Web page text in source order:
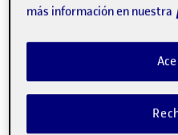
PEC.4 –
Publicado por
Sergi Font Fraga
Fecha de
Buenas noches a tod@s, En
lado la app de LinkedIn y por la
usuario de ambas y las dos
me gustaría incluir en mi
más información en nuestra